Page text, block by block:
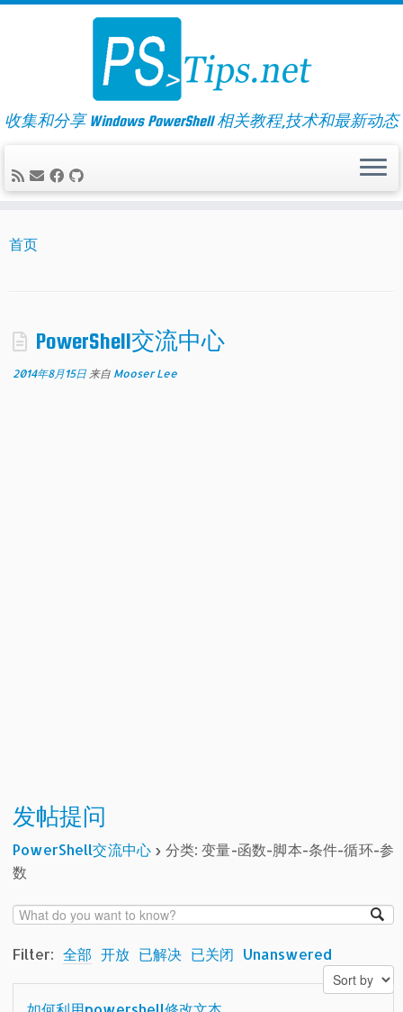
Skip
收集和分享 Windows PowerShell 相关教程,技术和最新动态
首页
PowerShell交流中心
2014年8月15日 来自 Mooser Lee
发帖提问
PowerShell交流中心 › 分类: 变量-函数-脚本-条件-循环-参
数
Filter: 全部 开放 已解决 已关闭 Unanswered